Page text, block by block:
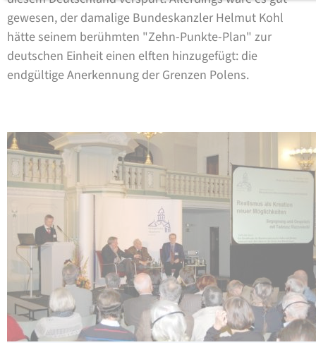
gewesen, der damalige Bundeskanzler Helmut Kohl
hätte seinem berühmten "Zehn-Punkte-Plan" zur
deutschen Einheit einen elften hinzugefügt: die
endgültige Anerkennung der Grenzen Polens.